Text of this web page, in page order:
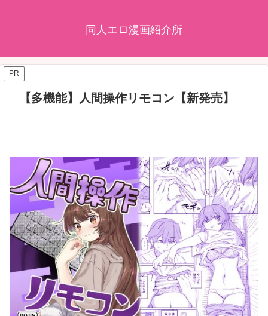
同人エロ漫画紹介所
PR
【多機能】人間操作リモコン【新発売】